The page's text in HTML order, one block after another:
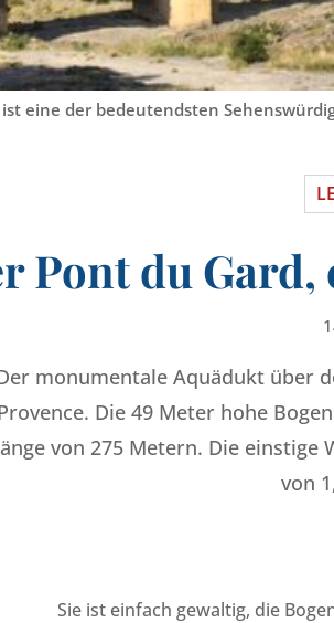
eine der bedeutendsten
Pont du Gard,
monumentale Aquädukt über
Die 49 Meter hohe
von 275 Metern. Die einstige
von
Sie ist einfach gewaltig, die